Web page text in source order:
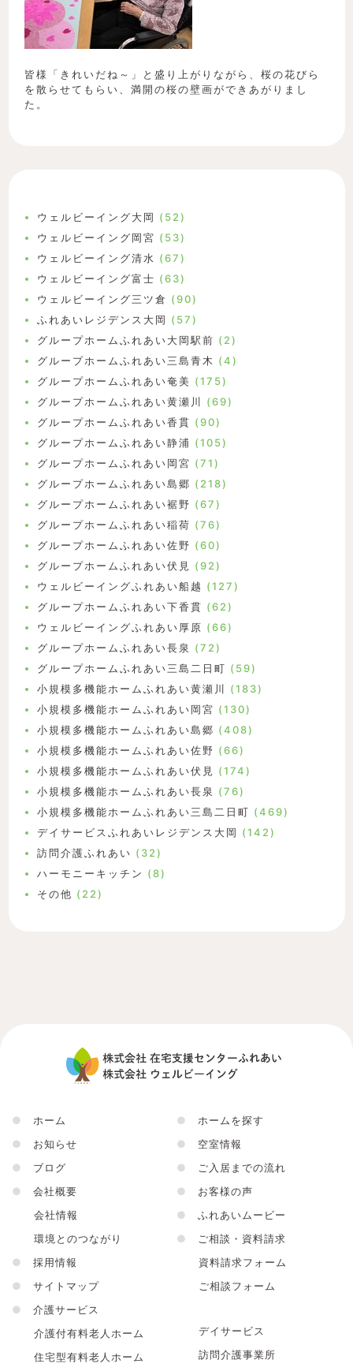
皆様「きれいだね～」と盛り上がりながら、桜の花びら
を散らせてもらい、満開の桜の壁画ができあがりまし
た。
ウェルビーイング大岡 (52)
ウェルビーイング岡宮 (53)
ウェルビーイング清水 (67)
ウェルビーイング富士 (63)
ウェルビーイング三ツ倉 (90)
ふれあいレジデンス大岡 (57)
グループホームふれあい大岡駅前 (2)
グループホームふれあい三島青木 (4)
グループホームふれあい奄美 (175)
グループホームふれあい黄瀬川
(69)
グループホームふれあい香貫 (90)
グループホームふれあい静浦 (105)
グループホームふれあい岡宮 (71)
グループホームふれあい島郷 (218)
グループホームふれあい裾野 (67)
グループホームふれあい稲荷 (76)
グループホームふれあい佐野 (60)
グループホームふれあい伏見
(92)
ウェルビーイングふれあい船越 (127)
グループホームふれあい下香貫 (62)
ウェルビーイングふれあい厚原 (66)
グループホームふれあい長泉 (72)
グループホームふれあい三島二日町 (59)
小規模多機能ホームふれあい黄瀬川
(183)
小規模多機能ホームふれあい岡宮 (130)
小規模多機能ホームふれあい島郷 (408)
小規模多機能ホームふれあい佐野 (66)
小規模多機能ホームふれあい伏見
(174)
小規模多機能ホームふれあい長泉 (76)
小規模多機能ホームふれあい三島二日町 (469)
デイサービスふれあいレジデンス大岡 (142)
訪問介護ふれあい (32)
ハーモニーキッチン (8)
その他 (22)
●
ホーム
●
お知らせ
●
ブログ
●
会社概要
会社情報
環境とのつながり
●
採用情報
●
サイトマップ
●
介護サービス
介護付有料老人ホーム
住宅型有料老人ホーム
●
ホームを探す
●
空室情報
●
ご入居までの流れ
●
お客様の声
●
ふれあいムービー
●
ご相談・資料請求
資料請求フォーム
ご相談フォーム
デイサービス
訪問介護事業所